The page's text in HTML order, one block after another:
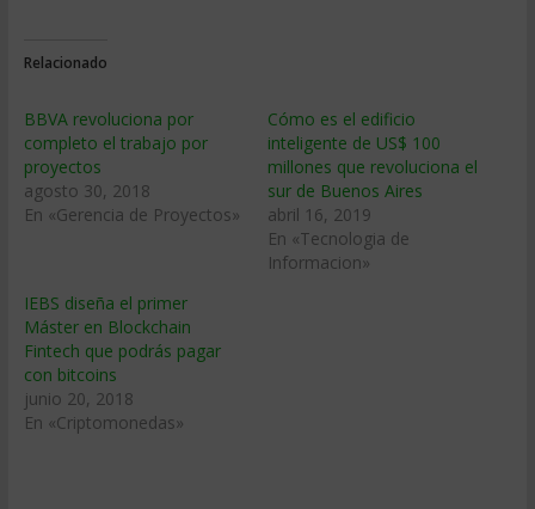
Relacionado
BBVA revoluciona por
completo el trabajo por
proyectos
agosto 30, 2018
En «Gerencia de Proyectos»
Cómo es el edificio
inteligente de US$ 100
millones que revoluciona el
sur de Buenos Aires
abril 16, 2019
En «Tecnologia de
Informacion»
IEBS diseña el primer
Máster en Blockchain
Fintech que podrás pagar
con bitcoins
junio 20, 2018
En «Criptomonedas»